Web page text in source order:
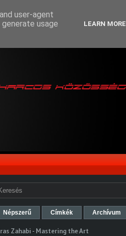
Népszerű Címkék Archívum
Zahabi - Mastering the Art
user-agent
usage
LEARN MORE